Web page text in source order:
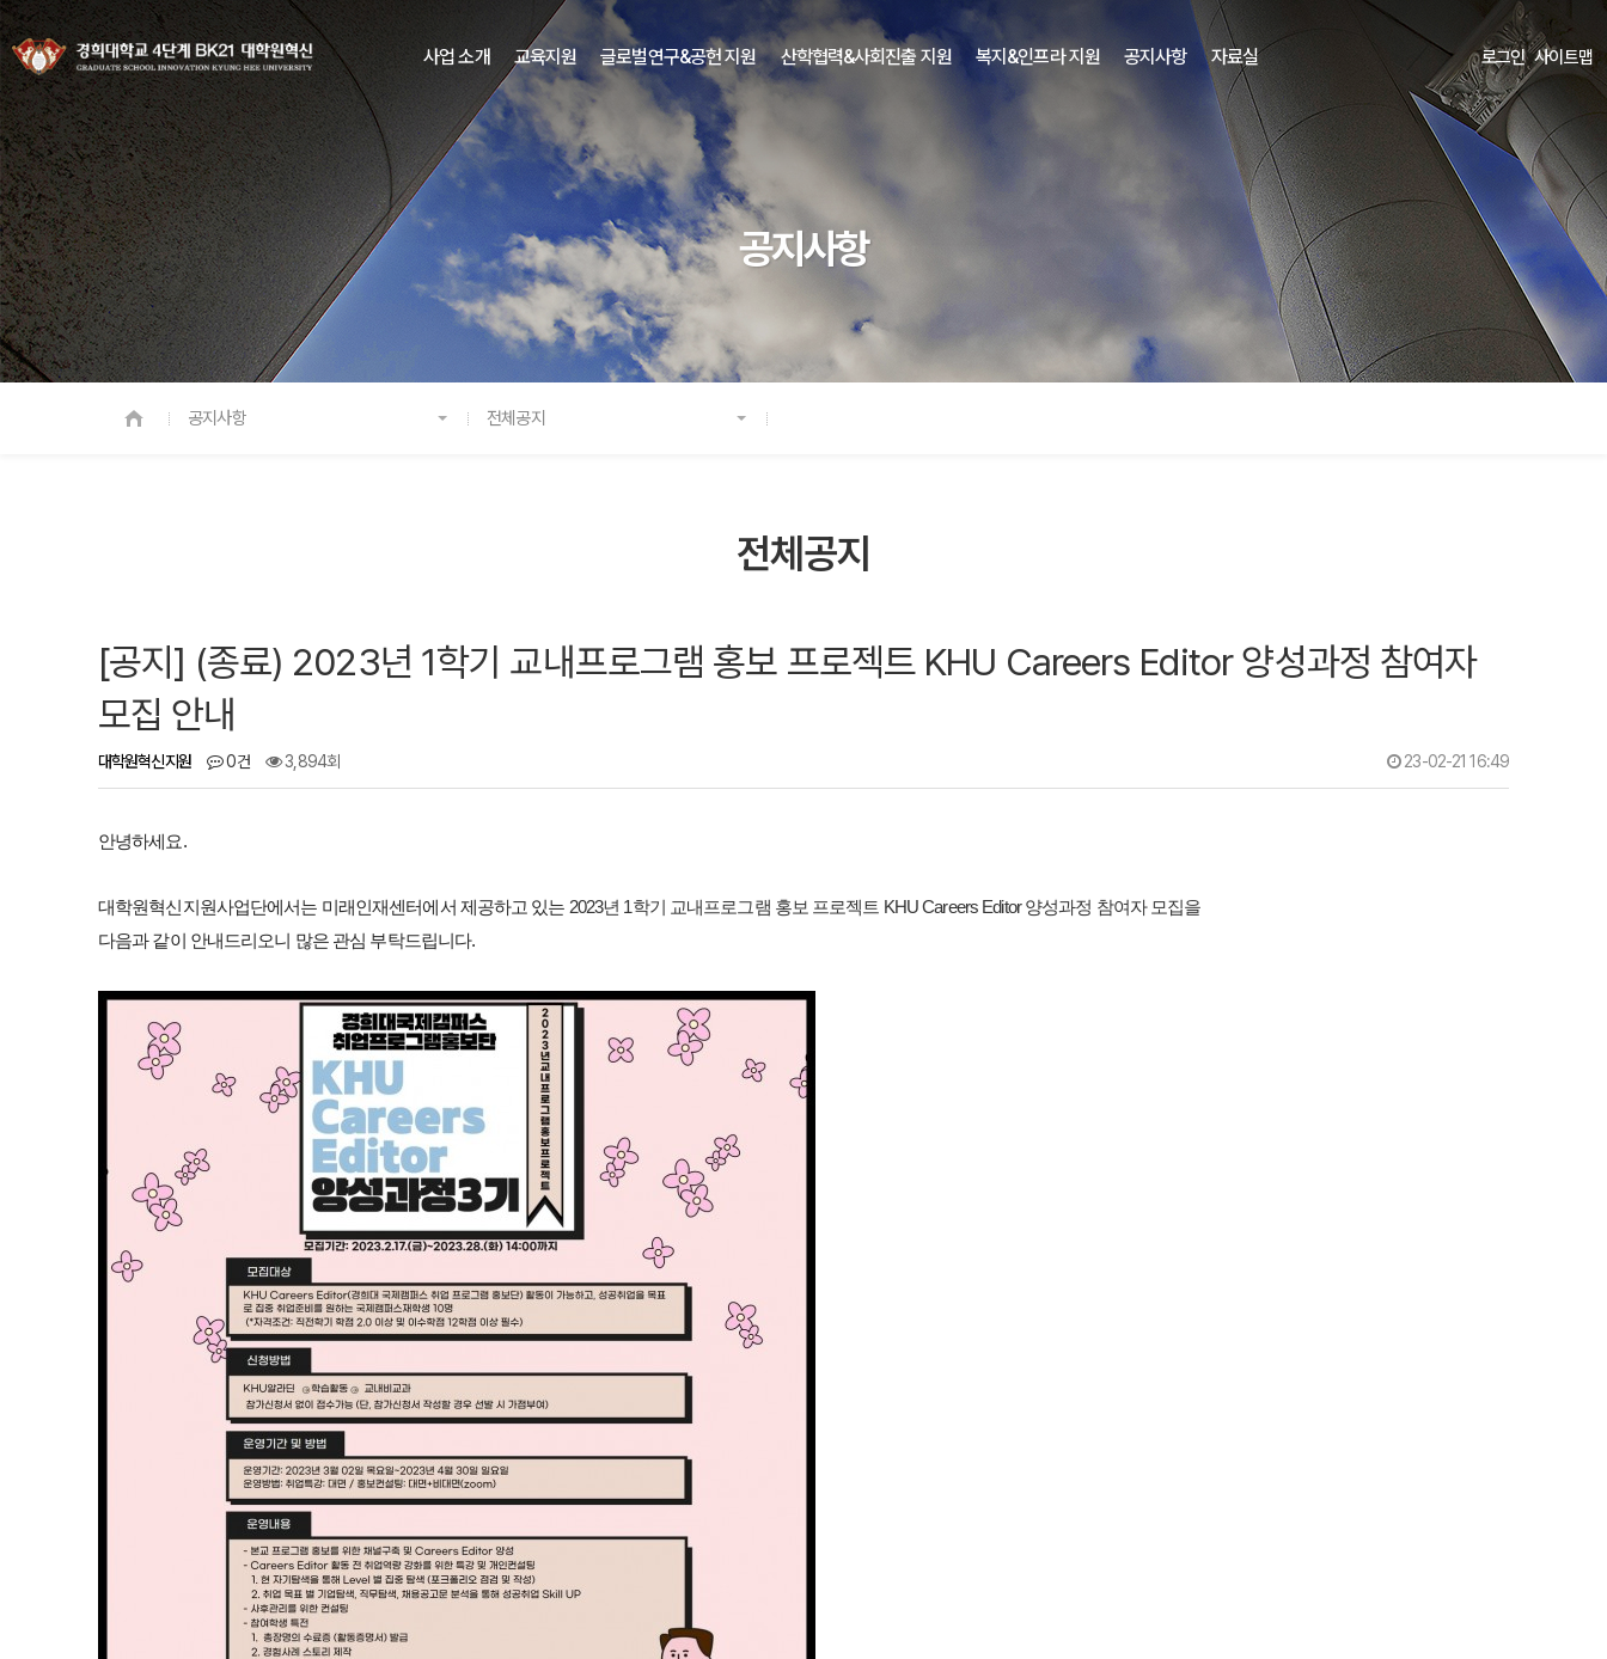
사업 소개 교육지원 글로벌연구&공헌 지원 산학협력&사회진출 지원 복지&인프라 지원 공지사항 자료실 로그인 사이트맵
공지사항
공지사항 전체공지
전체공지
[공지] (종료) 2023년 1학기 교내프로그램 홍보 프로젝트 KHU Careers Editor 양성과정 참여자
모집 안내
대학원혁신지원 0건 3,894회 23-02-21 16:49
안녕하세요.
대학원혁신지원사업단에서는 미래인재센터에서 제공하고 있는 2023년 1학기 교내프로그램 홍보 프로젝트 KHU Careers Editor 양성과정 참여자 모집을
다음과 같이 안내드리오니 많은 관심 부탁드립니다.